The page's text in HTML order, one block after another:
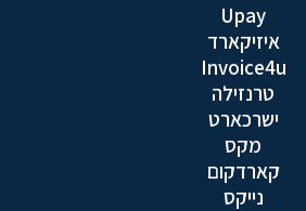
Upay
איזיקארד
Invoice4u
טרנזילה
ישרכארט
מקס
קארדקום
נייקס